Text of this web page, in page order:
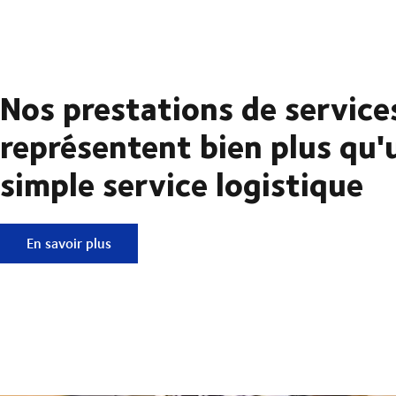
Nos prestations de
représentent bien plus
simple service logistique
Nos prestations de services représentent bien plus qu'un
En savoir plus